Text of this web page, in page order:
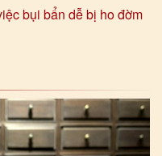
bụi bẩn dễ bị ho đờm